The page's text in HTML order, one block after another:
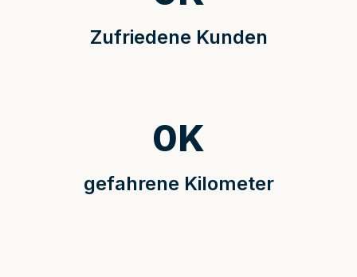
Zufriedene Kunden
gefahrene Kilometer
0K